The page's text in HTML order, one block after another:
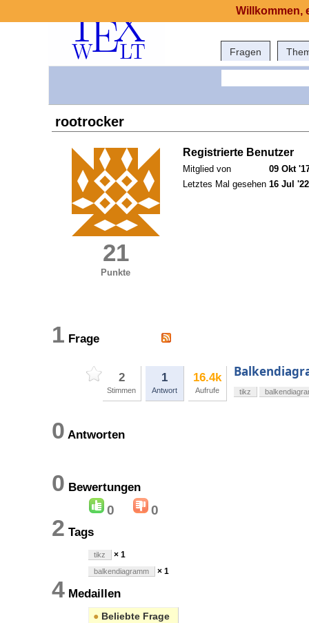
Fragen
rootrocker
21
Punkte
Registrierte Benutzer
Mitglied von
09 Okt
Letztes Mal gesehen 16 Jul
1 Frage
2
Stimmen
1
Antwort
16.4k
Aufrufe tikz
0 Antworten
0 Bewertungen
0 0
2 Tags
tikz × 1
balkendiagramm × 1
4 Medaillen
● Beliebte Frage
Willkommen,